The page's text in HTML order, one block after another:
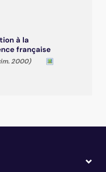
à la
française
2000)